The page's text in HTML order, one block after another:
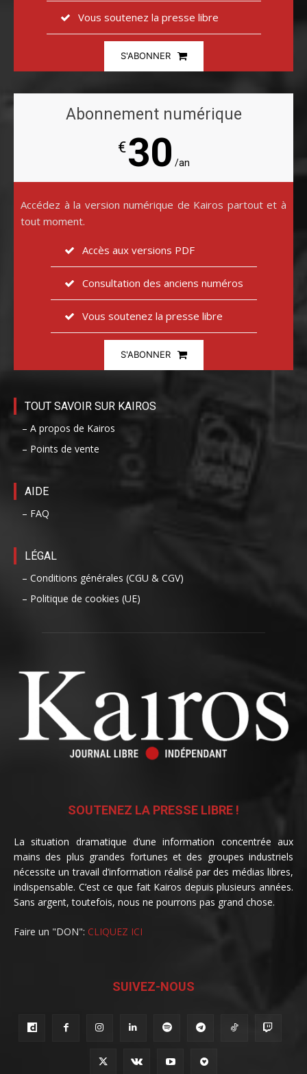
Vous soutenez la presse libre
S'ABONNER
Abonnement numérique
€30 /an
Accédez à la version numérique de Kairos partout et à
tout moment.
Accès aux versions PDF
Consultation des anciens numéros
Vous soutenez la presse libre
S'ABONNER
TOUT SAVOIR SUR KAIROS
– A propos de Kairos
– Points de vente
AIDE
– FAQ
LÉGAL
– Conditions générales (CGU & CGV)
– Politique de cookies (UE)
SOUTENEZ LA PRESSE LIBRE !
La situation dramatique d’une information concentrée aux
mains des plus grandes fortunes et des groupes industriels
nécessite un travail d’information réalisé par des médias libres,
indispensable. C’est ce que fait Kairos depuis plusieurs années.
Sans argent, toutefois, nous ne pourrons pas grand chose.
Faire un "DON": CLIQUEZ ICI
SUIVEZ-NOUS